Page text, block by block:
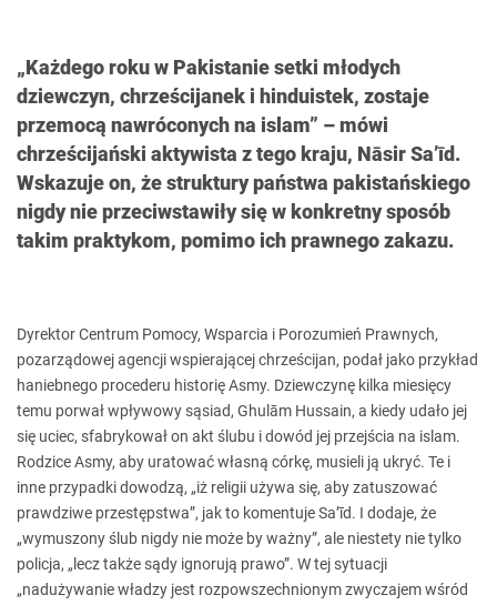
„Każdego roku w Pakistanie setki młodych
dziewczyn, chrześcijanek i hinduistek, zostaje
przemocą nawróconych na islam” – mówi
chrześcijański aktywista z tego kraju, Nāsir Sa’īd.
Wskazuje on, że struktury państwa pakistańskiego
nigdy nie przeciwstawiły się w konkretny sposób
takim praktykom, pomimo ich prawnego zakazu.
Dyrektor Centrum Pomocy, Wsparcia i Porozumień Prawnych,
pozarządowej agencji wspierającej chrześcijan, podał jako przykład
haniebnego procederu historię Asmy. Dziewczynę kilka miesięcy
temu porwał wpływowy sąsiad, Ghulām Hussain, a kiedy udało jej
się uciec, sfabrykował on akt ślubu i dowód jej przejścia na islam.
Rodzice Asmy, aby uratować własną córkę, musieli ją ukryć. Te i
inne przypadki dowodzą, „iż religii używa się, aby zatuszować
prawdziwe przestępstwa”, jak to komentuje Sa’īd. I dodaje, że
„wymuszony ślub nigdy nie może by ważny”, ale niestety nie tylko
policja, „lecz także sądy ignorują prawo”. W tej sytuacji
„nadużywanie władzy jest rozpowszechnionym zwyczajem wśród